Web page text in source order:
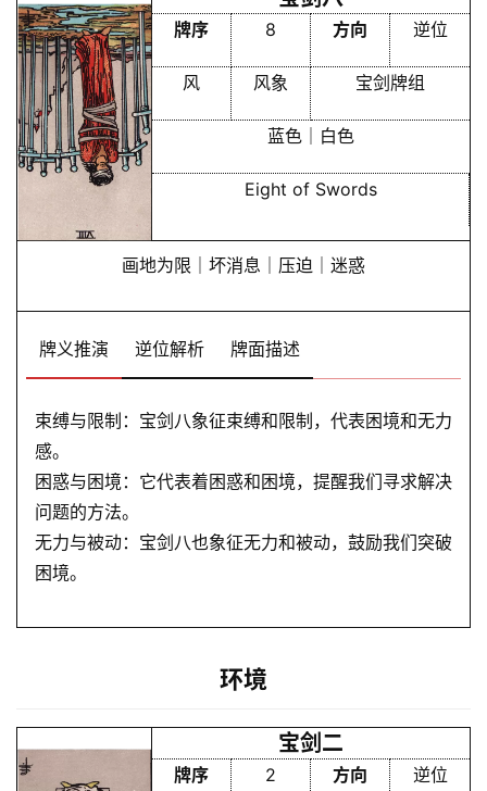
牌序 8 方向 逆位
风 风象 宝剑牌组
蓝色｜白色
Eight of Swords
画地为限｜坏消息｜压迫｜迷惑
牌义推演 逆位解析 牌面描述
束缚与限制：宝剑八象征束缚和限制，代表困境和无力
感。
困惑与困境：它代表着困惑和困境，提醒我们寻求解决
问题的方法。
无力与被动：宝剑八也象征无力和被动，鼓励我们突破
困境。
环境
宝剑二
牌序 2 方向 逆位